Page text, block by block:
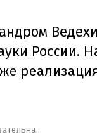
России.